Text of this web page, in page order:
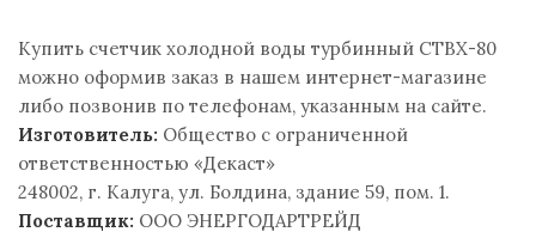
Купить счетчик холодной воды турбинный СТВХ-80
можно оформив заказ в нашем интернет-магазине
либо позвонив по телефонам, указанным на сайте.
Изготовитель: Общество с ограниченной
ответственностью «Декаст»
248002, г. Калуга, ул. Болдина, здание 59, пом. 1.
Поставщик: ООО ЭНЕРГОДАРТРЕЙД